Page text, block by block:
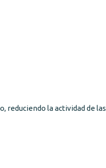
reduciendo la actividad de las